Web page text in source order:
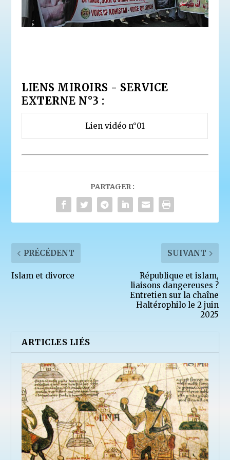
LIENS MIROIRS - SERVICE
EXTERNE N°3 :
Lien vidéo n°01
PARTAGER :
PRÉCÉDENT
Islam et divorce
SUIVANT
République et islam,
liaisons dangereuses ?
Entretien sur la chaîne
Haltérophilo le 2 juin
2025
ARTICLES LIÉS